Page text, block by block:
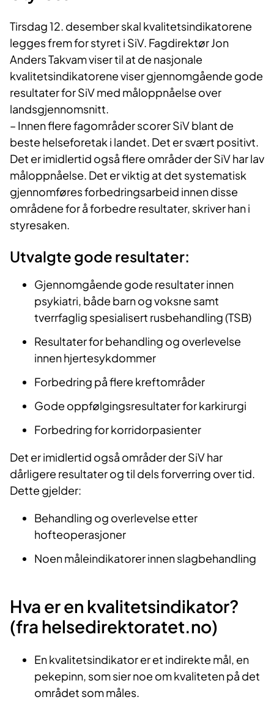
Tirsdag 12. desember skal kvalitetsindikatorene
legges frem for styret i SiV. Fagdirektør Jon
Anders Takvam viser til at de nasjonale
kvalitetsindikatorene viser gjennomgående gode
resultater for SiV med måloppnåelse over
landsgjennomsnitt.
– Innen flere fagområder scorer SiV blant de
beste helseforetak i landet. Det er svært positivt.
Det er imidlertid også flere områder der SiV har lav
måloppnåelse. Det er viktig at det systematisk
gjennomføres forbedringsarbeid innen disse
områdene for å forbedre resultater, skriver han i
styresaken.
Utvalgte gode resultater:
Gjennomgående gode resultater innen
psykiatri, både barn og voksne samt
tverrfaglig spesialisert rusbehandling (TSB)
Resultater for behandling og overlevelse
innen hjertesykdommer
Forbedring på flere kreftområder
Gode oppfølgingsresultater for karkirurgi
Forbedring for korridorpasienter
Det er imidlertid også områder der SiV har
dårligere resultater og til dels forverring over tid.
Dette gjelder:
Behandling og overlevelse etter
hofteoperasjoner
Noen måleindikatorer innen slagbehandling
Hva er en kvalitetsindikator?
(fra helsedirektoratet.no)
En kvalitetsindikator er et indirekte mål, en
pekepinn, som sier noe om kvaliteten på det
området som måles.